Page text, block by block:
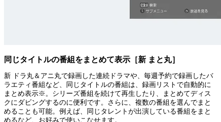
同じタイトルの番組をまとめて表示［新 まと丸］
新 ドラ丸＆アニ丸で録画した連続ドラマや、毎週予約で録画したバ
ラエティ番組など、同じタイトルの番組は、録画リストで自動的に
まとめ表示※。シリーズ番組を続けて再生したり、まとめてディス
クにダビングするのに便利です。さらに、複数の番組を選んでまと
めることも可能。例えば、同じタレントが出演している番組をまと
めるなど、お好みで使いこなせます。